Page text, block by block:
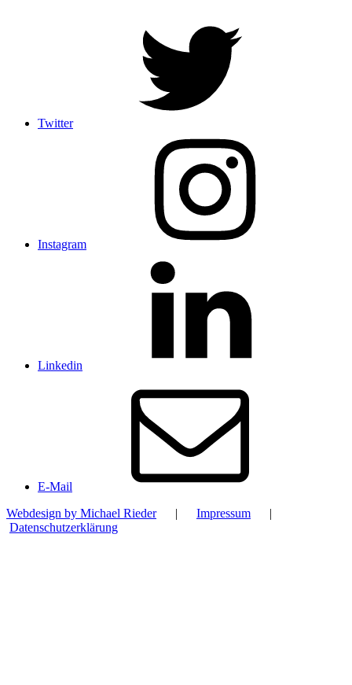
Twitter
Instagram
Linkedin
E-Mail
Webdesign by Michael Rieder| Impressum |
Datenschutzerklärung